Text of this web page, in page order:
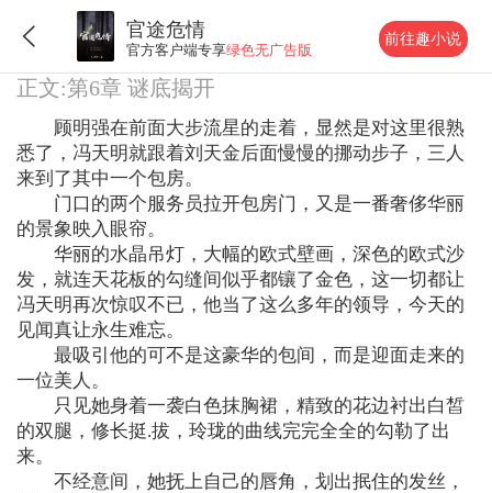
官途危情
官方客户端专享绿色无广告版
前往趣小说
正文:第6章 谜底揭开
顾明强在前面大步流星的走着，显然是对这里很熟
悉了，冯天明就跟着刘天金后面慢慢的挪动步子，三人
来到了其中一个包房。
门口的两个服务员拉开包房门，又是一番奢侈华丽
的景象映入眼帘。
华丽的水晶吊灯，大幅的欧式壁画，深色的欧式沙
发，就连天花板的勾缝间似乎都镶了金色，这一切都让
冯天明再次惊叹不已，他当了这么多年的领导，今天的
见闻真让永生难忘。
最吸引他的可不是这豪华的包间，而是迎面走来的
一位美人。
只见她身着一袭白色抹胸裙，精致的花边衬出白皙
的双腿，修长挺.拔，玲珑的曲线完完全全的勾勒了出
来。
不经意间，她抚上自己的唇角，划出抿住的发丝，